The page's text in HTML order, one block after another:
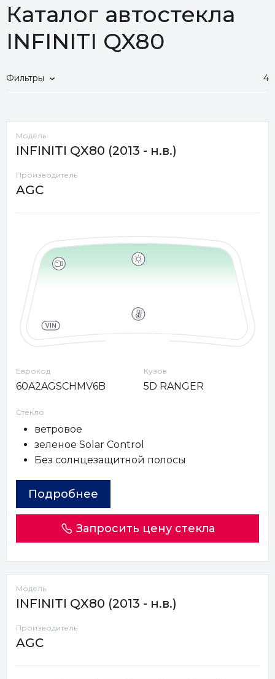
Каталог автостекла
INFINITI QX80
Фильтры 4
Модель
INFINITI QX80 (2013 - н.в.)
Производитель
AGC
Еврокод
60A2AGSCHMV6B
Кузов
5D RANGER
Стекло
ветровое
зеленое Solar Control
Без солнцезащитной полосы
Подробнее
Запросить цену стекла
Модель
INFINITI QX80 (2013 - н.в.)
Производитель
AGC